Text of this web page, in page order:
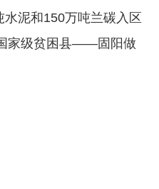
泥和150万吨兰碳入区
家级贫困县——固阳做